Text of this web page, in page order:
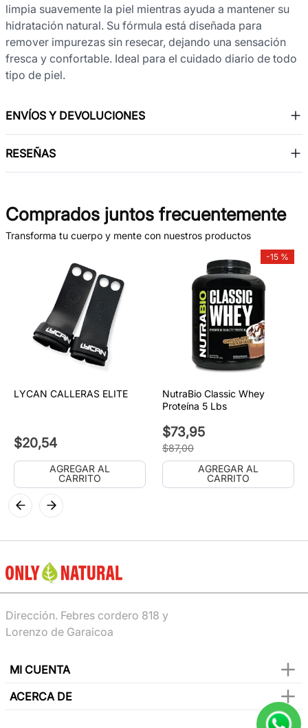
limpia suavemente la piel mientras ayuda a mantener su
hidratación natural. Su fórmula está diseñada para
remover impurezas sin resecar, dejando una sensación
fresca y confortable. Ideal para el cuidado diario de todo
tipo de piel.
ENVÍOS Y DEVOLUCIONES
RESEÑAS
Comprados juntos frecuentemente
Transforma tu cuerpo y mente con nuestros productos
LYCAN CALLERAS ELITE
$20,54
AGREGAR AL
CARRITO
-15 %
NutraBio Classic Whey
Proteína 5 Lbs
$73,95
$87,00
AGREGAR AL
CARRITO
Dirección. Febres cordero 818 y
Lorenzo de Garaicoa
MI CUENTA
ACERCA DE